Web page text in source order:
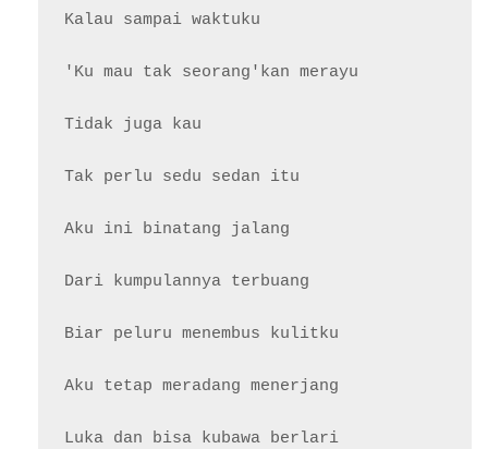
Kalau sampai waktuku
'Ku mau tak seorang'kan merayu
Tidak juga kau
Tak perlu sedu sedan itu
Aku ini binatang jalang
Dari kumpulannya terbuang
Biar peluru menembus kulitku
Aku tetap meradang menerjang
Luka dan bisa kubawa berlari